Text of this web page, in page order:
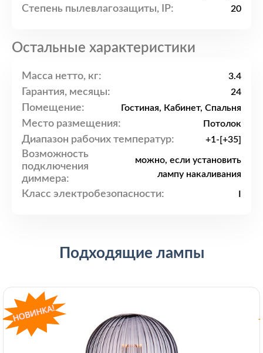
Степень пылевлагозащиты, IP: 20
Остальные характеристики
Масса нетто, кг: 3.4
Гарантия, месяцы: 24
Помещение: Гостиная, Кабинет, Спальня
Место размещения: Потолок
Диапазон рабочих температур: +1-[+35]
Возможность
подключения
диммера:
можно, если установить
лампу накаливания
Класс электробезопасности:
Подходящие лампы